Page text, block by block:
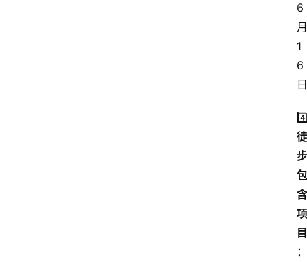
6
月
1
6
日
徒
步
包
含
项
目
：